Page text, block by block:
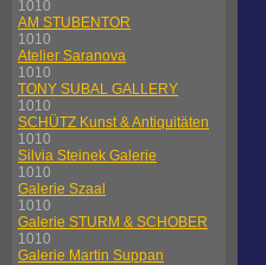
1010
AM STUBENTOR
1010
Atelier Saranova
1010
TONY SUBAL GALLERY
1010
SCHÜTZ Kunst & Antiquitäten
1010
Silvia Steinek Galerie
1010
Galerie Szaal
1010
Galerie STURM & SCHOBER
1010
Galerie Martin Suppan